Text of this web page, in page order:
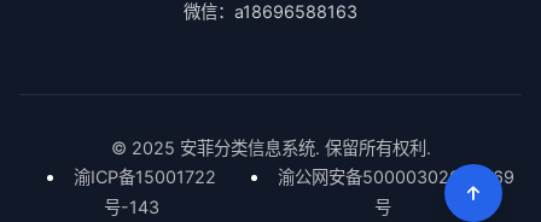
微信：a18696588163
© 2025 安菲分类信息系统. 保留所有权利.
渝ICP备15001722
号-143
渝公网安备50000302000669
号